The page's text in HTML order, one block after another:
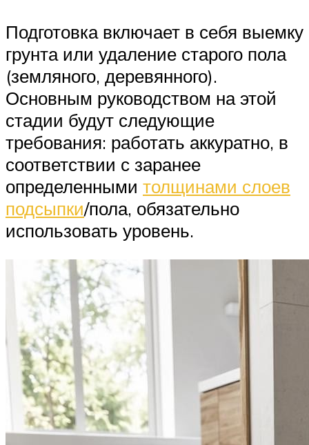
Подготовка включает в себя выемку
грунта или удаление старого пола
(земляного, деревянного).
Основным руководством на этой
стадии будут следующие
требования: работать аккуратно, в
соответствии с заранее
определенными толщинами слоев
подсыпки/пола, обязательно
использовать уровень.